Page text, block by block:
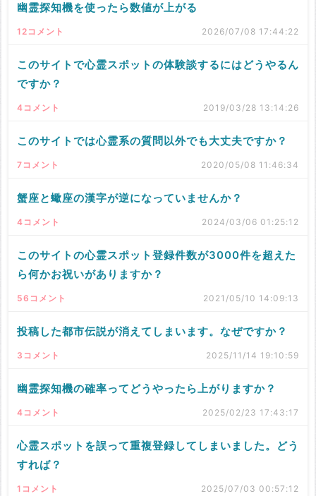
幽霊探知機を使ったら数値が上がる
12コメント 2026/07/08 17:44:22
このサイトで心霊スポットの体験談するにはどうやるん
ですか？
4コメント 2019/03/28 13:14:26
このサイトでは心霊系の質問以外でも大丈夫ですか？
7コメント 2020/05/08 11:46:34
蟹座と蠍座の漢字が逆になっていませんか？
4コメント 2024/03/06 01:25:12
このサイトの心霊スポット登録件数が3000件を超えた
ら何かお祝いがありますか？
56コメント 2021/05/10 14:09:13
投稿した都市伝説が消えてしまいます。なぜですか？
3コメント 2025/11/14 19:10:59
幽霊探知機の確率ってどうやったら上がりますか？
4コメント 2025/02/23 17:43:17
心霊スポットを誤って重複登録してしまいました。どう
すれば？
1コメント 2025/07/03 00:57:12